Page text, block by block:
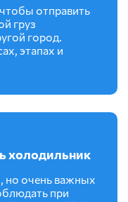
отправить
груз
город.
этапах и
холодильник
но очень важных
при